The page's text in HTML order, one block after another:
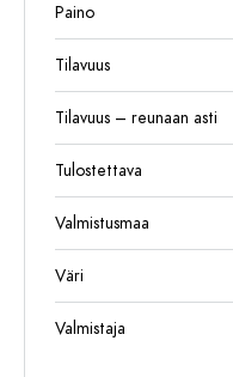
Paino
Tilavuus
Tilavuus – reunaan asti
Tulostettava
Valmistusmaa
Väri
Valmistaja